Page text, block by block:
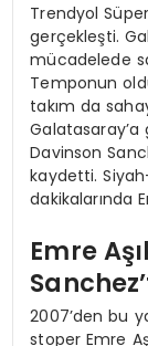
Trendyol
gerçekleşti.
mücadelede
Temponun
takım da
Davinson
kaydetti.
dakikalarında
Emre
2007’den bu
stoper Emre